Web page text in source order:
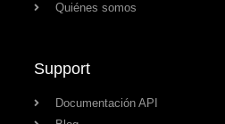
Quiénes somos
Support
Documentación API